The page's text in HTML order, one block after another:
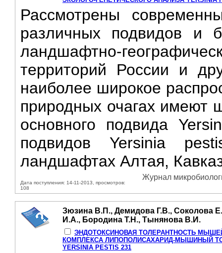
Рассмотрены
различных подвидов и
ландшафтно-
территорий России и
наиболее широкое
природных очагах имеют
основного подвида
подвидов Yersinia
ландшафтах Алтая,
Дата поступления: 14-11-2013, просмотров:
108
Журнал
Зюзина В.П., Демидова Г.В., Соколова
И.А., Бородина Т.Н., Тынянова В.И.
ЭНДОТОКСИНОВАЯ ТОЛЕРАНТНОСТЬ
КОМПЛЕКСА ЛИПОПОЛИСАХАРИД-МЫШИНЫЙ
YERSINIA PESTIS 231